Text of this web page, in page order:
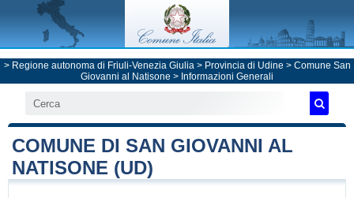
> Regione autonoma di Friuli-Venezia Giulia> Provincia di Udine > Comune San
Giovanni al Natisone > Informazioni Generali
COMUNE DI SAN GIOVANNI AL
NATISONE (UD)